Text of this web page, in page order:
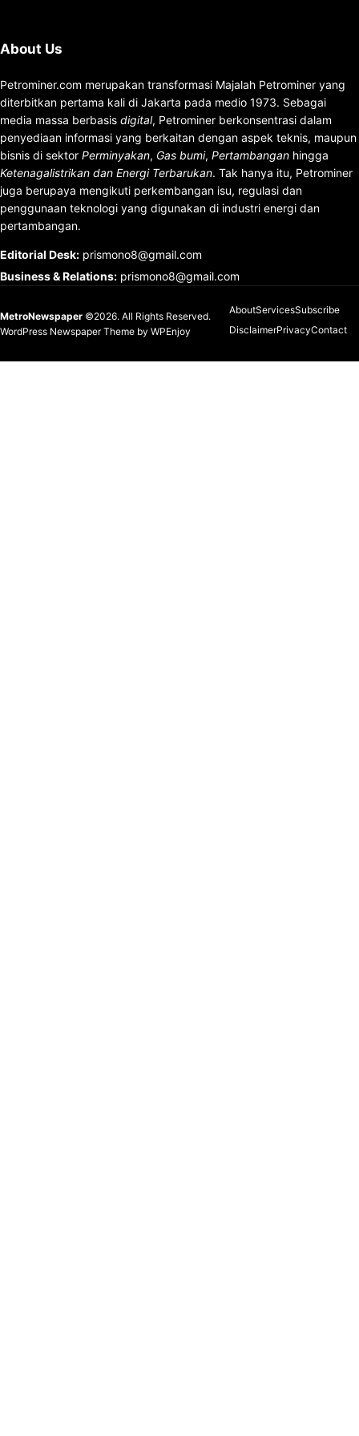
About Us
Petrominer.com merupakan transformasi Majalah Petrominer yang
diterbitkan pertama kali di Jakarta pada medio 1973. Sebagai
media massa berbasis digital, Petrominer berkonsentrasi dalam
penyediaan informasi yang berkaitan dengan aspek teknis, maupun
bisnis di sektor Perminyakan, Gas bumi, Pertambangan hingga
Ketenagalistrikan dan Energi Terbarukan. Tak hanya itu, Petrominer
juga berupaya mengikuti perkembangan isu, regulasi dan
penggunaan teknologi yang digunakan di industri energi dan
pertambangan.
Editorial Desk: prismono8@gmail.com
Business & Relations: prismono8@gmail.com
MetroNewspaper ©2026. All Rights Reserved.
WordPress Newspaper Theme by WPEnjoy
AboutServicesSubscribe
DisclaimerPrivacyContact